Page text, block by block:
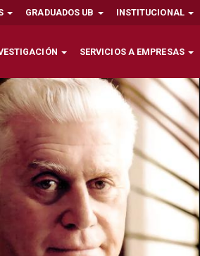
GRADUADOS UB INSTITUCIONAL
SERVICIOS A EMPRESAS